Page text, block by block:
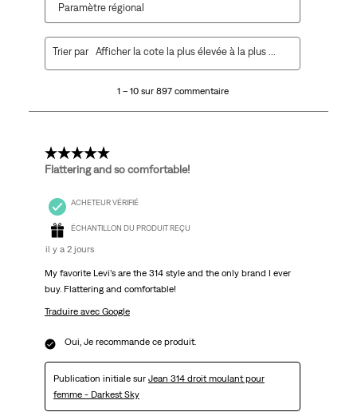
Paramètre régional
897
1 – 10 sur 897 commentaire
Trier par Afficher la cote la plus élevée à la plus faible
5 étoile(s) sur 5.
Flattering and so comfortable!
ACHETEUR VÉRIFIÉ
ÉCHANTILLON DU PRODUIT REÇU
il y a 2 jours
My favorite Levi’s are the 314 style and the only brand I ever
buy. Flattering and comfortable!
Traduire avec Google
Oui, Je recommande ce produit.
Publication initiale sur Jean 314 droit moulant pour
femme - Darkest Sky